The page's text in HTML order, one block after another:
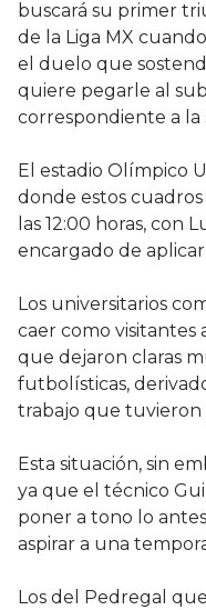
buscará su primer
de la Liga MX
el duelo que
quiere pegarle al
correspondiente a la
El estadio Olímpico
donde estos
las 12:00 horas, con
encargado de
Los universitarios
caer como visitantes
que dejaron claras
futbolísticas,
trabajo que tuvieron
Esta situación, sin
ya que el técnico
poner a tono lo
aspirar a una
Los del Pedregal